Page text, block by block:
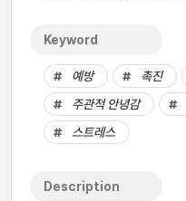
Keyword
예방 촉진
주관적 안녕감
스트레스
Description